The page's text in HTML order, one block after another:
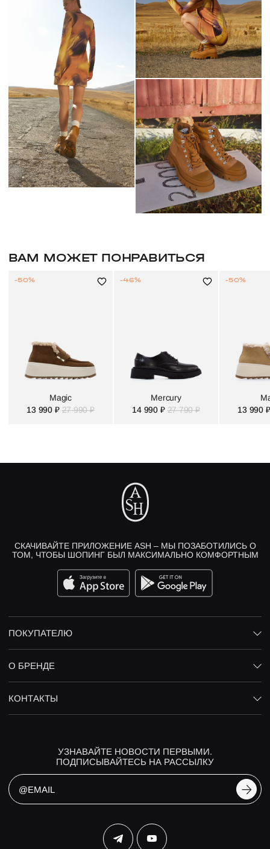
ВАМ МОЖЕТ ПОНРАВИТЬСЯ
Magic
13 990 ₽ 27 990 ₽
-50%
Mercury
14 990 ₽ 27 790 ₽
-46%
13 990 ₽
-50%
СКАЧИВАЙТЕ ПРИЛОЖЕНИЕ ASH – МЫ ПОЗАБОТИЛИСЬ О
ТОМ, ЧТОБЫ ШОПИНГ БЫЛ МАКСИМАЛЬНО КОМФОРТНЫМ
ПОКУПАТЕЛЮ
О БРЕНДЕ
КОНТАКТЫ
УЗНАВАЙТЕ НОВОСТИ ПЕРВЫМИ.
ПОДПИСЫВАЙТЕСЬ НА РАССЫЛКУ